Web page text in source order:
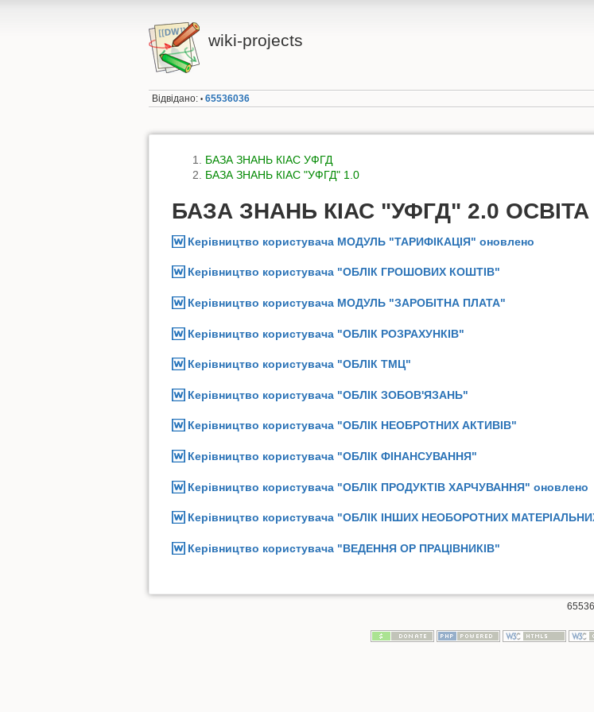
wiki-projects
Відвідано: • 65536036
БАЗА ЗНАНЬ КІАС УФГД
БАЗА ЗНАНЬ КІАС "УФГД" 1.0
БАЗА ЗНАНЬ КІАС "УФГД" 2.0 ОСВІТА
Керівництво користувача МОДУЛЬ "ТАРИФІКАЦІЯ" оновлено
Керівництво користувача "ОБЛІК ГРОШОВИХ КОШТІВ"
Керівництво користувача МОДУЛЬ "ЗАРОБІТНА ПЛАТА"
Керівництво користувача "ОБЛІК РОЗРАХУНКІВ"
Керівництво користувача "ОБЛІК ТМЦ"
Керівництво користувача "ОБЛІК ЗОБОВ'ЯЗАНЬ"
Керівництво користувача "ОБЛІК НЕОБРОТНИХ АКТИВІВ"
Керівництво користувача "ОБЛІК ФІНАНСУВАННЯ"
Керівництво користувача "ОБЛІК ПРОДУКТІВ ХАРЧУВАННЯ" оновлено
Керівництво користувача "ОБЛІК ІНШИХ НЕОБОРОТНИХ
Керівництво користувача "ВЕДЕННЯ ОР ПРАЦІВНИКІВ"